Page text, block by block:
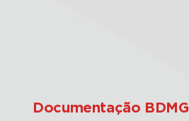
Documentação BDMG